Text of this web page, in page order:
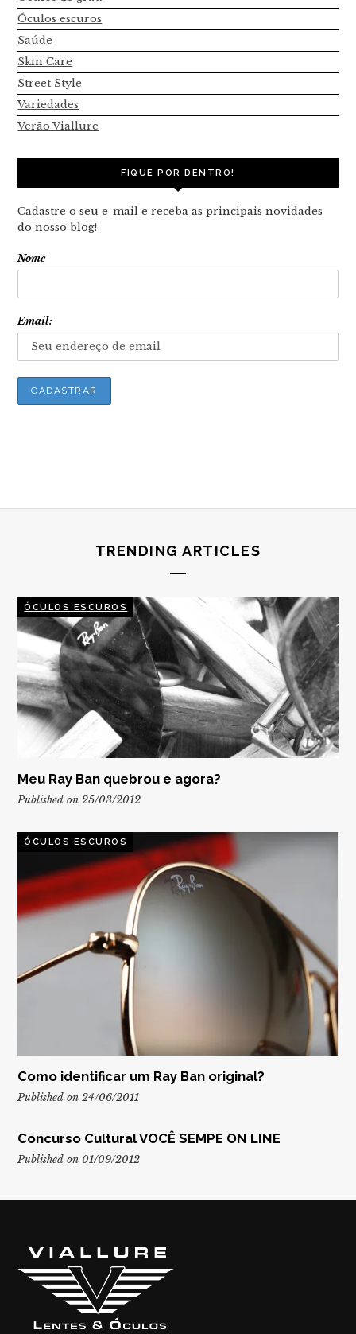
Óculos escuros
Saúde
Skin Care
Street Style
Variedades
Verão Viallure
FIQUE POR DENTRO!
Cadastre o seu e-mail e receba as principais novidades
do nosso blog!
Nome
Email:
TRENDING ARTICLES
ÓCULOS ESCUROS
Meu Ray Ban quebrou e agora?
Published on 25/03/2012
ÓCULOS ESCUROS
Como identificar um Ray Ban original?
Published on 24/06/2011
Concurso Cultural VOCÊ SEMPE ON LINE
Published on 01/09/2012